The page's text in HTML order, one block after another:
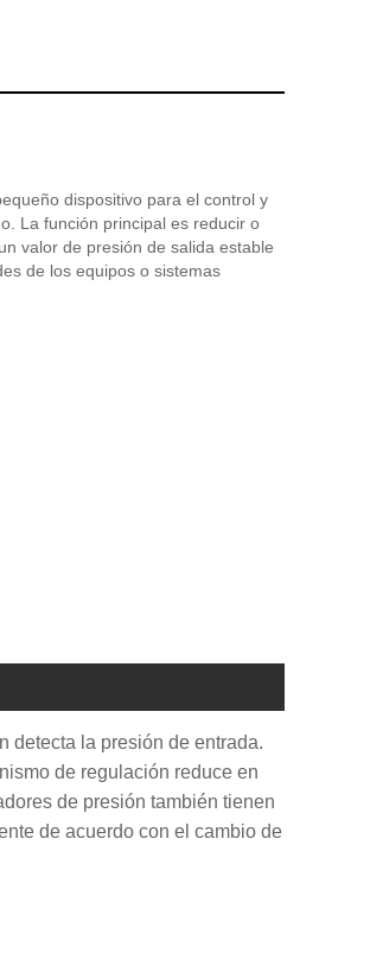
dispositivo para el control y
La función principal es reducir o
valor de presión de salida estable
de los equipos o sistemas
detecta la presión de entrada.
de regulación reduce en
de presión también tienen
de acuerdo con el cambio de